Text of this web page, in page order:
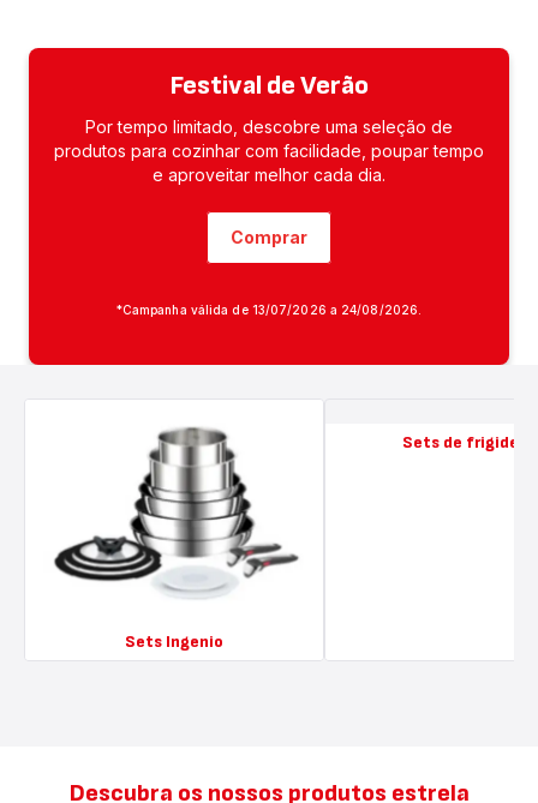
Festival de Verão
Por tempo limitado, descobre uma seleção de
produtos para cozinhar com facilidade, poupar tempo
e aproveitar melhor cada dia.
Comprar
*Campanha válida de 13/07/2026 a 24/08/2026.
Sets Ingenio
Ver
Ingenio
Sets de
Ver
de
Descubra os nossos produtos estrela